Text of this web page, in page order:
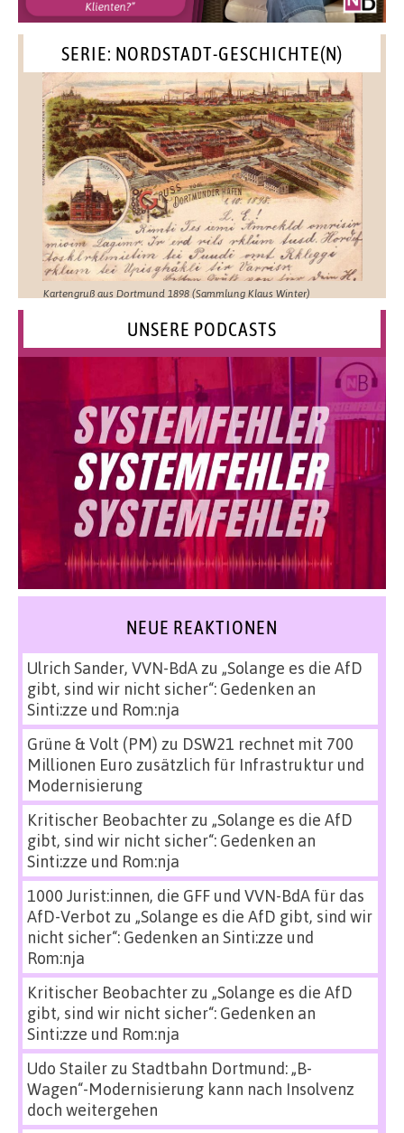
SERIE: NORDSTADT-GESCHICHTE(N)
Kartengruß aus Dortmund 1898 (Sammlung Klaus Winter)
UNSERE PODCASTS
NEUE REAKTIONEN
Ulrich Sander, VVN-BdAzu „Solange es die AfD
gibt, sind wir nicht sicher“: Gedenken an
Sinti:zze und Rom:nja
Grüne & Volt (PM) zu DSW21 rechnet mit 700
Millionen Euro zusätzlich für Infrastruktur und
Modernisierung
Kritischer Beobachterzu „Solange es die AfD
gibt, sind wir nicht sicher“: Gedenken an
Sinti:zze und Rom:nja
1000 Jurist:innen, die GFF und VVN-BdA für das
AfD-Verbot zu „Solange es die AfD gibt, sind wir
nicht sicher“: Gedenken an Sinti:zze und
Rom:nja
Kritischer Beobachterzu „Solange es die AfD
gibt, sind wir nicht sicher“: Gedenken an
Sinti:zze und Rom:nja
Udo Stailerzu Stadtbahn Dortmund: „B-
Wagen“-Modernisierung kann nach Insolvenz
doch weitergehen